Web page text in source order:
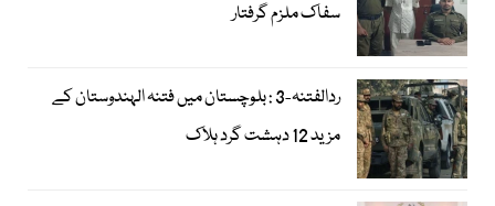
سفاک ملزم گرفتار
ردالفتنہ-3 : بلوچستان میں فتنہ الہندوستان کے
مزید 12 دہشت گرد ہلاک